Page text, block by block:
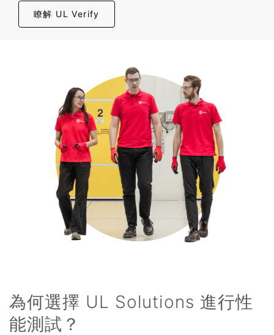
瞭解 UL Verify
為何選擇 UL Solutions 進行性
能測試？